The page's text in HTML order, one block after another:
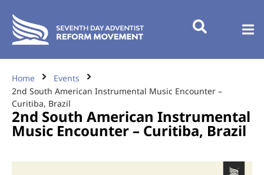
Home
Events
2nd South American Instrumental Music Encounter –
Curitiba, Brazil
2nd South American Instrumental
Music Encounter – Curitiba, Brazil